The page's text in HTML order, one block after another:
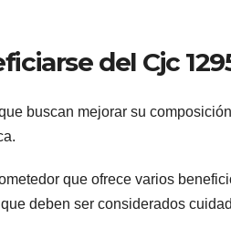
del Cjc
buscan mejorar su
que ofrece varios
deben ser considerados